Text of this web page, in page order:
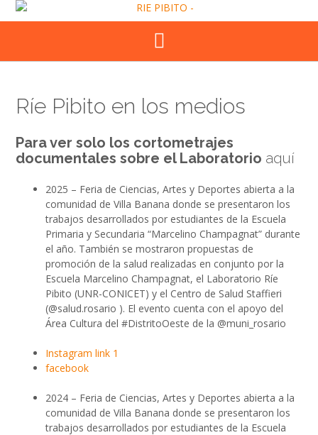
Skip
to
Ríe Pibito en los medios
Para ver solo los cortometrajes
documentales sobre el Laboratorio aquí
2025 – Feria de Ciencias, Artes y Deportes abierta a la
comunidad de Villa Banana donde se presentaron los
trabajos desarrollados por estudiantes de la Escuela
Primaria y Secundaria “Marcelino Champagnat” durante
el año. También se mostraron propuestas de
promoción de la salud realizadas en conjunto por la
Escuela Marcelino Champagnat, el Laboratorio Ríe
Pibito (UNR-CONICET) y el Centro de Salud Staffieri
(@salud.rosario ). El evento cuenta con el apoyo del
Área Cultura del #DistritoOeste de la @muni_rosario
Instagram link 1
facebook
2024 – Feria de Ciencias, Artes y Deportes abierta a la
comunidad de Villa Banana donde se presentaron los
trabajos desarrollados por estudiantes de la Escuela